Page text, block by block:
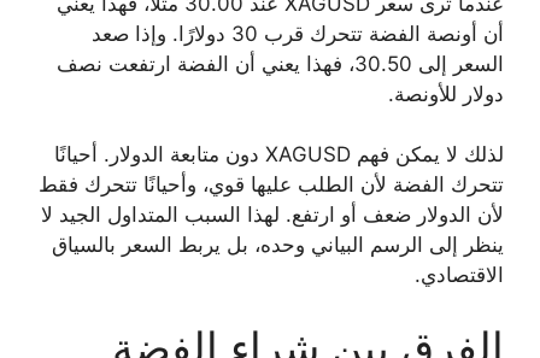
أن أونصة الفضة تتحرك قرب 30 دولارًا. وإذا صعد
السعر إلى 30.50، فهذا يعني أن الفضة ارتفعت نصف
دولار للأونصة.
لذلك لا يمكن فهم XAGUSD دون متابعة الدولار. أحيانًا
تتحرك الفضة لأن الطلب عليها قوي، وأحيانًا تتحرك فقط
لأن الدولار ضعف أو ارتفع. لهذا السبب المتداول الجيد لا
ينظر إلى الرسم البياني وحده، بل يربط السعر بالسياق
الاقتصادي.
الفرق بين شراء الفضة